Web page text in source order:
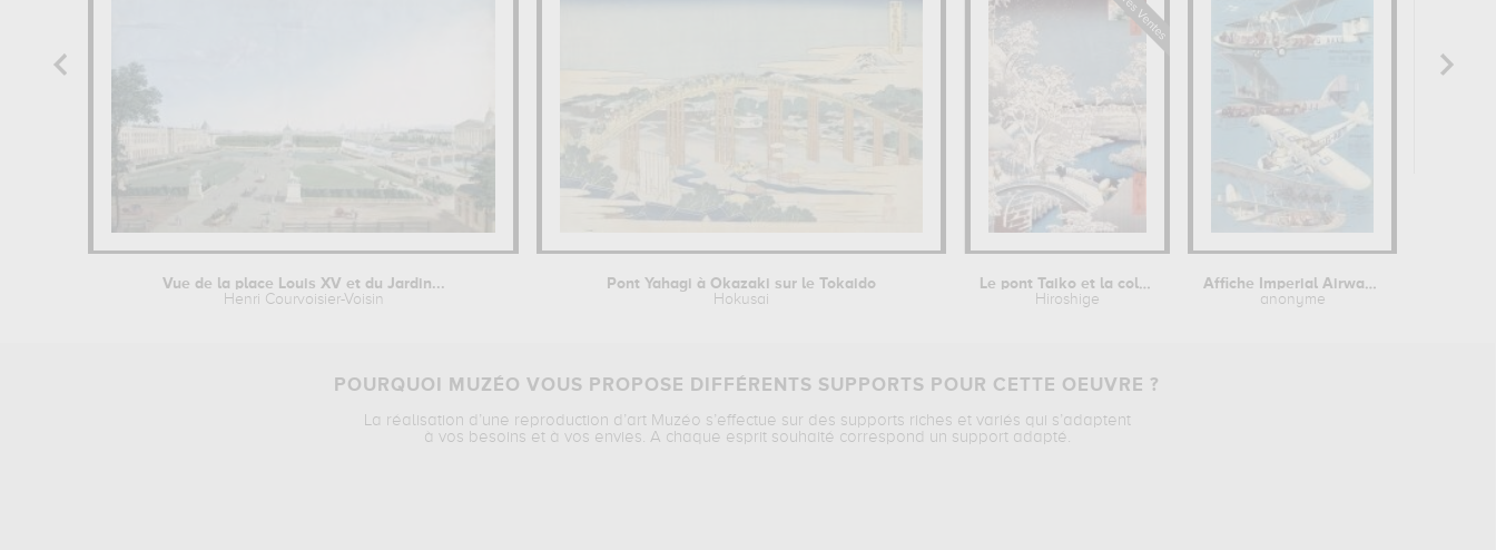
Vue de la place Louis XV et du Jardin...
Henri Courvoisier-Voisin
Pont Yahagi à Okazaki sur le Tokaido
Hokusai
Le pont Taiko et la colline Yûshi à...
Hiroshige
Affiche Imperial Airways
anonyme
POURQUOI MUZÉO VOUS PROPOSE DIFFÉRENTS SUPPORTS POUR CETTE OEUVRE ?
La réalisation d’une reproduction d’art Muzéo s’effectue sur des supports riches et variés qui s’adaptent
à vos besoins et à vos envies. A chaque esprit souhaité correspond un support adapté.